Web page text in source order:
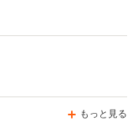
もっと見る